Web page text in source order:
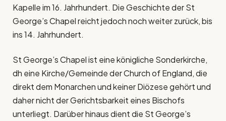
Kapelle im 16. Jahrhundert. Die Geschichte der St
George’s Chapel reicht jedoch noch weiter zurück, bis
ins 14. Jahrhundert.
St George’s Chapel ist eine königliche Sonderkirche,
dh eine Kirche/Gemeinde der Church of England, die
direkt dem Monarchen und keiner Diözese gehört und
daher nicht der Gerichtsbarkeit eines Bischofs
unterliegt. Darüber hinaus dient die St George’s